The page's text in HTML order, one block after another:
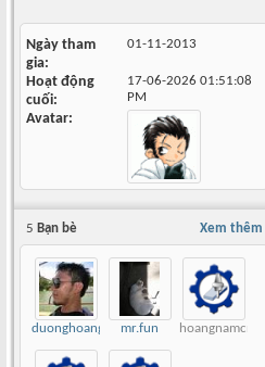
Ngày tham
gia
01-11-2013
Hoạt động
cuối
17-06-2026 01:51:08
PM
Avatar
Xem thêm
5 Bạn bè
duonghoang mr.fun hoangnamcnc